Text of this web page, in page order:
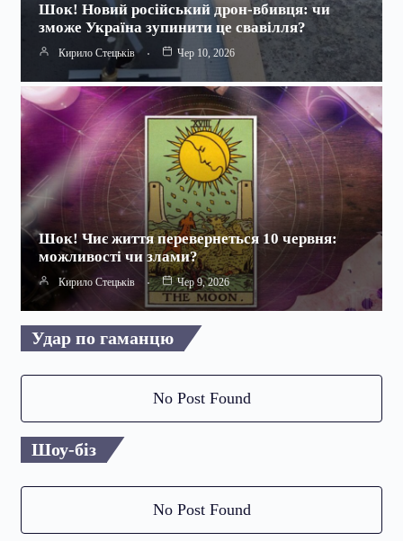
Шок! Новий російський дрон-вбивця: чи
зможе Україна зупинити це свавілля?
Кирило Стецьків Чер 10, 2026
Шок! Чиє життя перевернеться 10 червня:
можливості чи злами?
Кирило Стецьків Чер 9, 2026
Удар по гаманцю
No Post Found
Шоу-біз
No Post Found